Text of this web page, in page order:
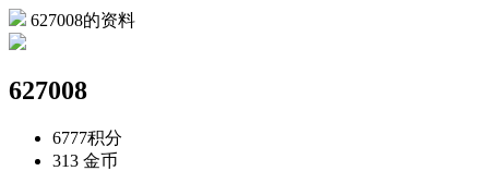
627008的资料
627008
6777积分
313 金币